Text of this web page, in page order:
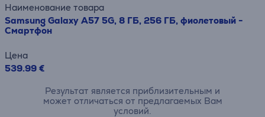
Наименование товара
Samsung Galaxy A57 5G, 8 ГБ, 256 ГБ, фиолетовый -
Смартфон
Цена
539.99 €
Результат является приблизительным и
может отличаться от предлагаемых Вам
условий.